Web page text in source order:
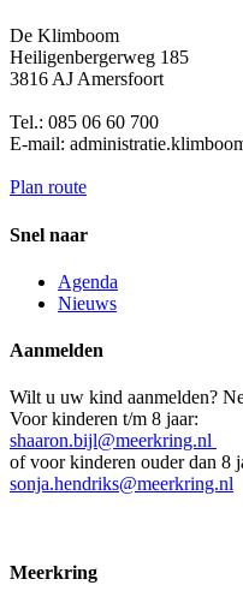
De Klimboom
Heiligenbergerweg 185
3816 AJ Amersfoort
Tel.: 085 06 60 700
E-mail:
Plan route
Snel naar
Agenda
Nieuws
Aanmelden
Wilt u uw kind aanmelden?
Voor kinderen t/m 8 jaar:
shaaron.bijl@meerkring.nl
of voor kinderen ouder dan 8
sonja.hendriks@meerkring.nl
Meerkring